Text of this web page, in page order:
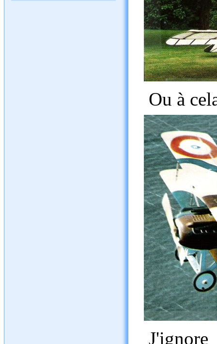
Ou à